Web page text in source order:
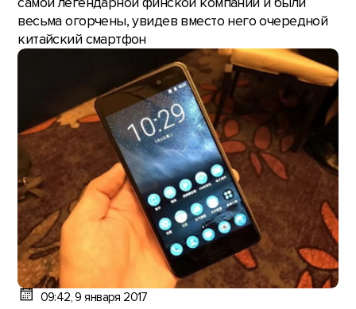
весьма огорчены, увидев вместо него очередной
китайский смартфон
09:42, 9 января 2017